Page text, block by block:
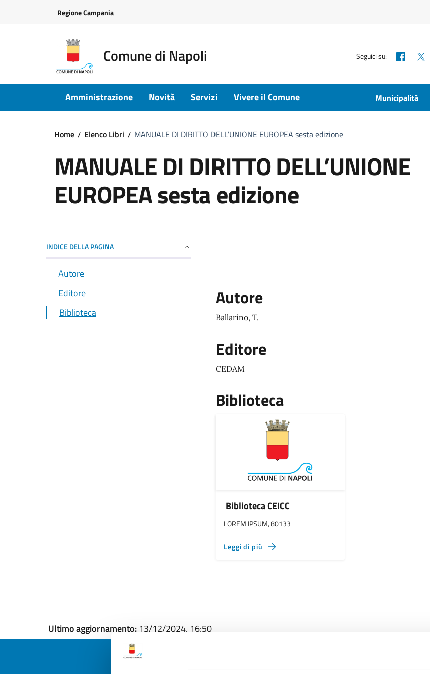
Regione Campania
Comune di Napoli Seguici su:
Amministrazione Novità Servizi Vivere il Comune Municipalità
Home Elenco Libri MANUALE DI DIRITTO DELL’UNIONE EUROPEA sesta edizione
MANUALE DI DIRITTO DELL’UNIONE
EUROPEA sesta edizione
INDICE DELLA PAGINA
Autore
Editore
Biblioteca
Autore
Ballarino, T.
Editore
CEDAM
Biblioteca
Biblioteca CEICC
LOREM IPSUM, 80133
Leggi di più
Ultimo aggiornamento: 13/12/2024, 16:50